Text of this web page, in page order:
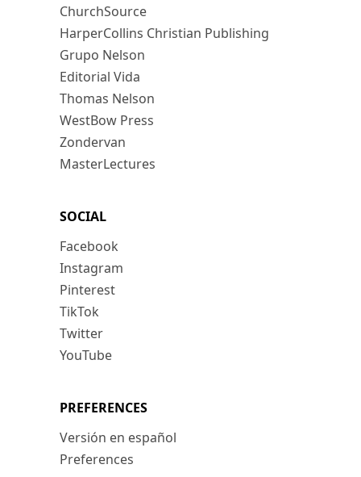
ChurchSource
HarperCollins Christian Publishing
Grupo Nelson
Editorial Vida
Thomas Nelson
WestBow Press
Zondervan
MasterLectures
SOCIAL
Facebook
Instagram
Pinterest
TikTok
Twitter
YouTube
PREFERENCES
Versión en español
Preferences